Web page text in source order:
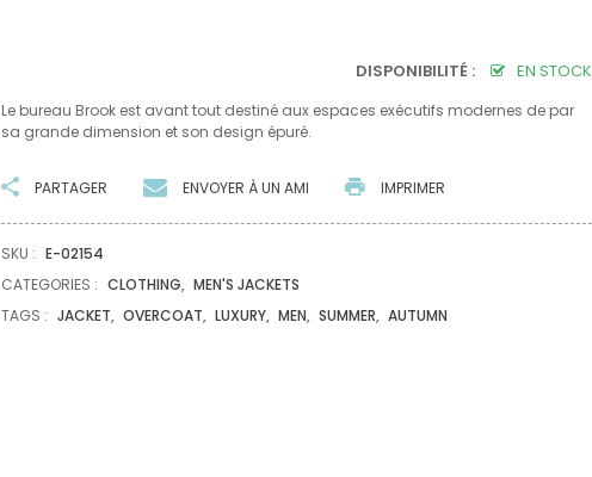
DISPONIBILITÉ : EN STOCK
Le bureau Brook est avant tout destiné aux espaces exécutifs modernes de par
sa grande dimension et son design épuré.
PARTAGER ENVOYER À UN AMI IMPRIMER
SKU : E-02154
CATEGORIES : CLOTHING, MEN'S JACKETS
TAGS : JACKET, OVERCOAT, LUXURY, MEN, SUMMER, AUTUMN